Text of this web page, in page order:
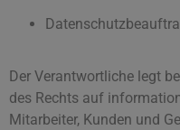
Der Verantwortliche legt
des Rechts auf
Mitarbeiter, Kunden und